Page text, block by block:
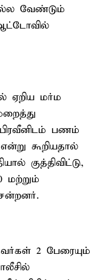
வேண்டும்
ஏறிய மர்ம
பணம்
கூறியதால்
குத்திவிட்டு,
மற்றும்
2 பேரையும்